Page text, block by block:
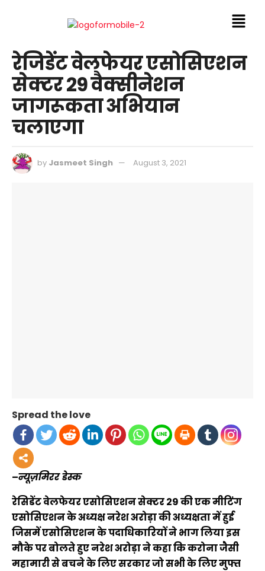
रेजिडेंट वेलफेयर एसोसिएशन
सेक्टर 29 वैक्सीनेशन
जागरूकता अभियान
चलाएगा
by Jasmeet Singh August 3, 2021
Spread the love
–न्यूज़मिरर डेस्क
रेसिडेंट वेलफेयर एसोसिएशन सेक्टर 29 की एक मीटिंग
एसोसिएशन के अध्यक्ष नरेश अरोड़ा की अध्यक्षता में हुई
जिसमें एसोसिएशन के पदाधिकारियों ने भाग लिया इस
मौके पर बोलते हुए नरेश अरोड़ा ने कहा कि करोना जैसी
महामारी से बचने के लिए सरकार जो सभी के लिए मुफ्त